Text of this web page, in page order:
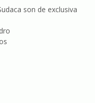
son de exclusiva